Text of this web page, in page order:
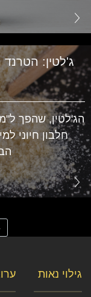
ג'לטין:
הג'לטין, שהפך
חלבון חיוני
גילוי נאות